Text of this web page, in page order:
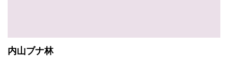
内山ブナ林